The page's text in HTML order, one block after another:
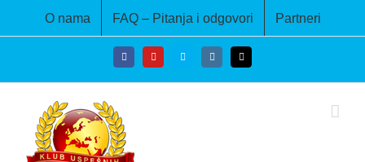
O nama FAQ – Pitanja i odgovori Partneri
FacebookYouTubeSkype InstagramEmail